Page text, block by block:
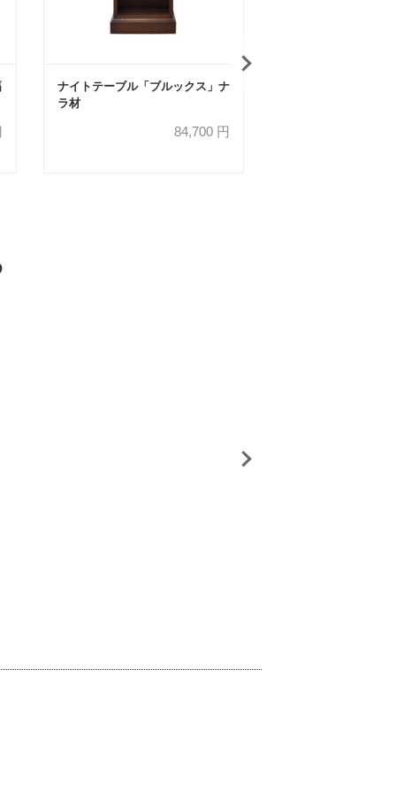
ナイトテーブル「ブルックス」ナ
ラ材
84,700 円